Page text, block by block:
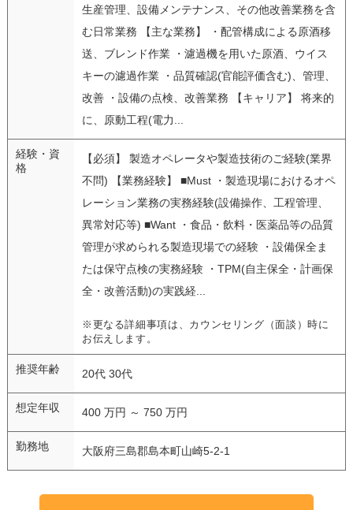
生産管理、設備メンテナンス、その他改善業務を含
む日常業務 【主な業務】 ・配管構成による原酒移
送、ブレンド作業 ・濾過機を用いた原酒、ウイス
キーの濾過作業 ・品質確認(官能評価含む)、管理、
改善 ・設備の点検、改善業務 【キャリア】 将来的
に、原動工程(電力...
経験・資
格
【必須】 製造オペレータや製造技術のご経験(業界
不問) 【業務経験】 ■Must ・製造現場におけるオペ
レーション業務の実務経験(設備操作、工程管理、
異常対応等) ■Want ・食品・飲料・医薬品等の品質
管理が求められる製造現場での経験 ・設備保全ま
たは保守点検の実務経験 ・TPM(自主保全・計画保
全・改善活動)の実践経...
※更なる詳細事項は、カウンセリング（面談）時に
お伝えします。
推奨年齢 20代 30代
想定年収 400 万円 ～ 750 万円
勤務地 大阪府三島郡島本町山崎5-2-1